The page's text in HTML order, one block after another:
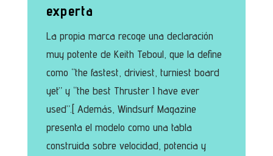
experta
La propia marca recoge una declaración
muy potente de Keith Teboul, que la define
como “the fastest, driviest, turniest board
yet” y “the best Thruster I have ever
used”.[ Además, Windsurf Magazine
presenta el modelo como una tabla
construida sobre velocidad, potencia y